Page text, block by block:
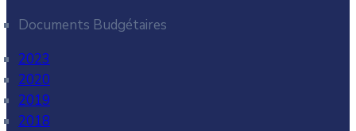
Documents Budgétaires
2023
2020
2019
2018